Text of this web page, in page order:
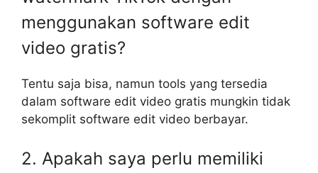
menggunakan software edit
video gratis?
Tentu saja bisa, namun tools yang tersedia
dalam software edit video gratis mungkin tidak
sekomplit software edit video berbayar.
2. Apakah saya perlu memiliki